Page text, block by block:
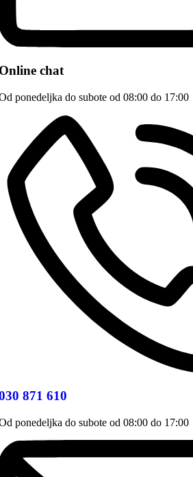
chat
ponedeljka do subote od 08:00 do 17:00
871 610
ponedeljka do subote od 08:00 do 17:00